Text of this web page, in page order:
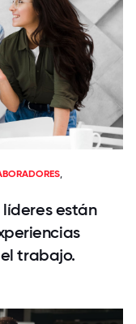
,
están
trabajo.